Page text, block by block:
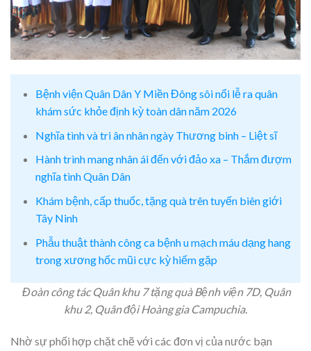
Bệnh viện Quân Dân Y Miền Đông sôi nổi lễ ra quân
khám sức khỏe định kỳ toàn dân năm 2026
Nghĩa tình và tri ân nhân ngày Thương binh – Liệt sĩ
Hành trình mang nhân ái đến với đảo xa – Thắm đượm
nghĩa tình Quân Dân
Khám bệnh, cấp thuốc, tặng quà trên tuyến biên giới
Tây Ninh
Phẫu thuật thành công ca bệnh u mạch máu dạng hang
trong xương hốc mũi cực kỳ hiếm gặp
Đoàn công tác Quân khu 7 tặng quà Bệnh viện 7D, Quân
khu 2, Quân đội Hoàng gia Campuchia.
Nhờ sự phối hợp chặt chẽ với các đơn vị của nước bạn